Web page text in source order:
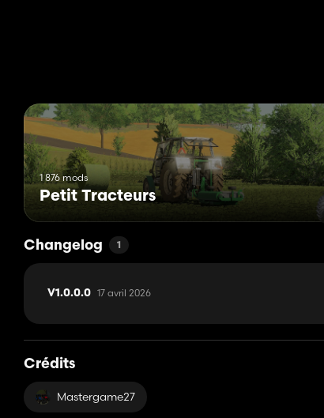
1 876 mods
Petit Tracteurs
Changelog 1
V1.0.0.0 17 avril 2026
Crédits
Mastergame27